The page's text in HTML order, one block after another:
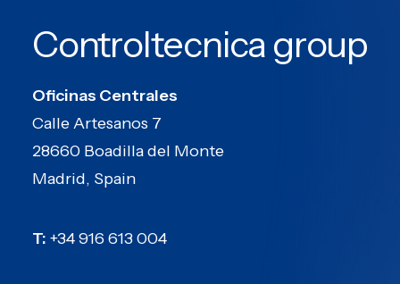
Controltecnica group
Oficinas Centrales
Calle Artesanos 7
28660 Boadilla del Monte
Madrid, Spain
T: +34 916 613 004